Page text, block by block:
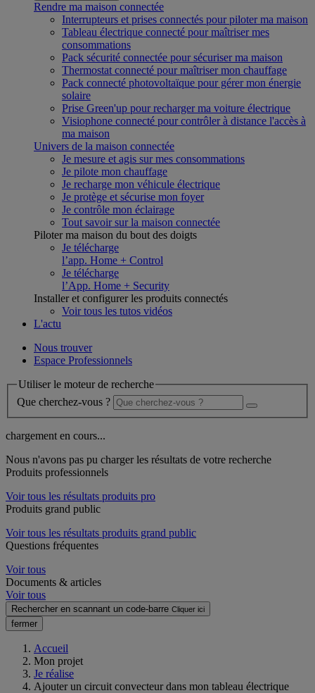
Rendre ma maison connectée
Interrupteurs et prises connectés pour piloter ma maison
Tableau électrique connecté pour maîtriser mes
consommations
Pack sécurité connectée pour sécuriser ma maison
Thermostat connecté pour maîtriser mon chauffage
Pack connecté photovoltaïque pour gérer mon énergie
solaire
Prise Green'up pour recharger ma voiture électrique
Visiophone connecté pour contrôler à distance l'accès à
ma maison
Univers de la maison connectée
Je mesure et agis sur mes consommations
Je pilote mon chauffage
Je recharge mon véhicule électrique
Je protège et sécurise mon foyer
Je contrôle mon éclairage
Tout savoir sur la maison connectée
Piloter ma maison du bout des doigts
Je télécharge
l’app. Home + Control
Je télécharge
l’App. Home + Security
Installer et configurer les produits connectés
Voir tous les tutos vidéos
L'actu
Nous trouver
Espace Professionnels
Utiliser le moteur de recherche
Que cherchez-vous ?
chargement en cours...
Nous n'avons pas pu charger les résultats de votre recherche
Produits professionnels
Voir tous les résultats produits pro
Produits grand public
Voir tous les résultats produits grand public
Questions fréquentes
Voir tous
Documents & articles
Voir tous
Rechercher en scannant un code-barre Cliquer ici
fermer
Accueil
Mon projet
Je réalise
Ajouter un circuit convecteur dans mon tableau électrique